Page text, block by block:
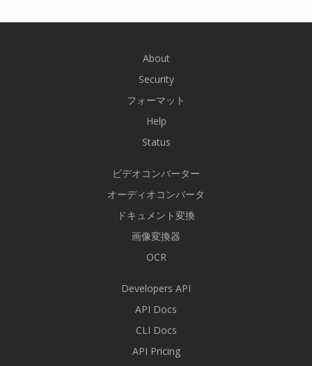
About
Security
フォーマット
Help
Status
ビデオコンバーター
オーディオコンバータ
ドキュメント変換
画像変換器
OCR
Developers API
API Docs
CLI Docs
API Pricing